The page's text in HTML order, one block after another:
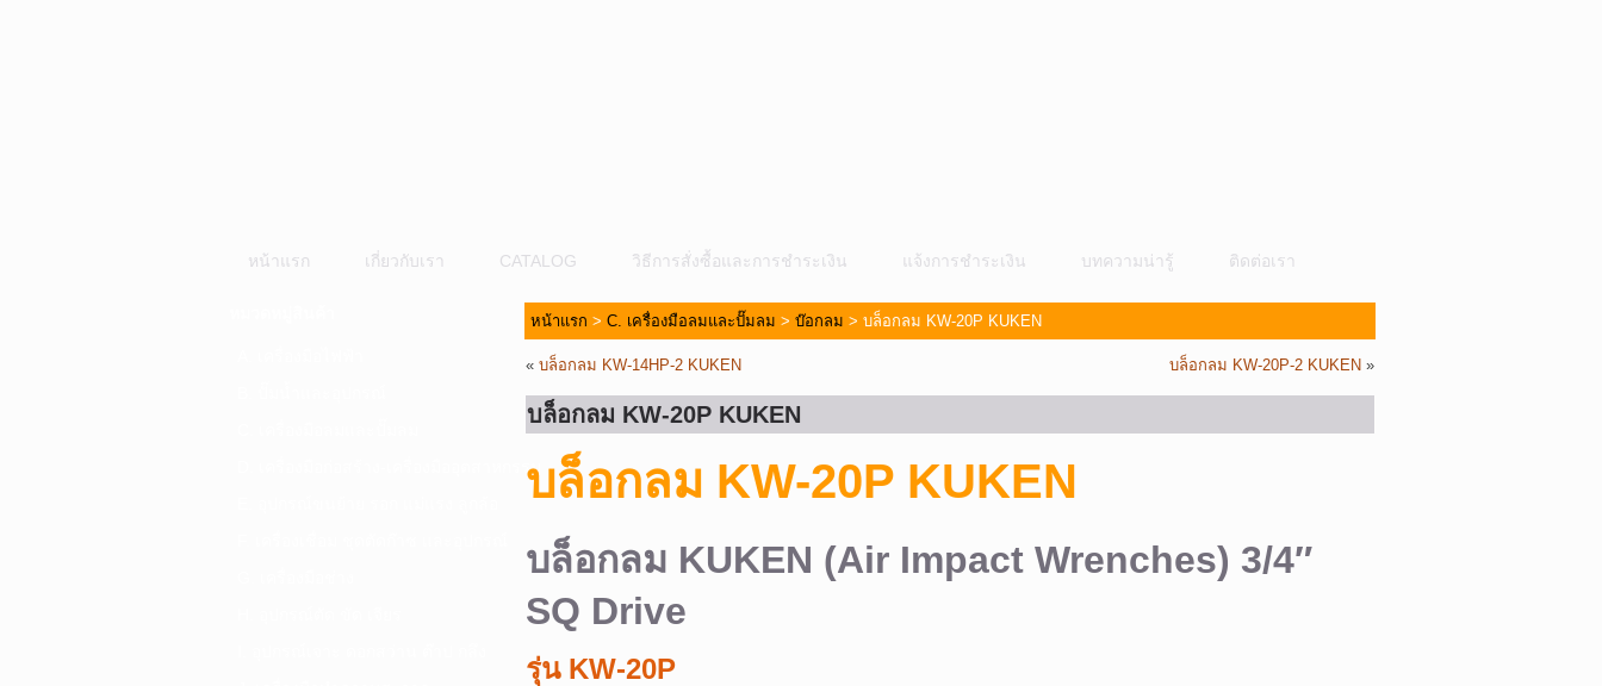
หน้าแรก เกี่ยวกับเรา CATALOG วิธีการสั่งซื้อและการชำระเงิน แจ้งการชำระเงิน บทความน่ารู้ ติดต่อเรา
D. เครื่องมือก่อสร้าง-เครื่องมืออุตสาหกรรม
หน้าแรก > C. เครื่องมือลมและปั๊มลม > บ๊อกลม > บล็อกลม KW-20P KUKEN
« บล็อกลม KW-14HP-2 KUKEN บล็อกลม KW-20P-2 KUKEN »
บล็อกลม KW-20P KUKEN
บล็อกลม KW-20P KUKEN
บล็อกลม KUKEN (Air Impact Wrenches) 3/4″
SQ Drive
รุ่น KW-20P